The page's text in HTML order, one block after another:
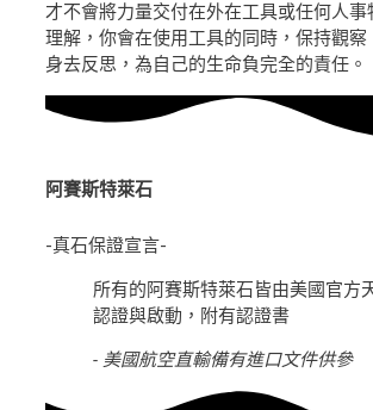
才不會將力量交付在外在工具或任何人事
理解，你會在使用工具的同時，保持觀察
身去反思，為自己的生命負完全的責任。
阿賽斯特萊石
-真石保證宣言-
所有的阿賽斯特萊石皆由美國官方
認證與啟動，附有認證書
- 美國航空直輸備有進口文件供參